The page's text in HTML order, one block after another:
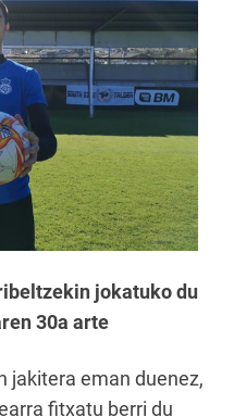
jokatuko du
30a arte
jakitera eman duenez,
fitxatu berri du